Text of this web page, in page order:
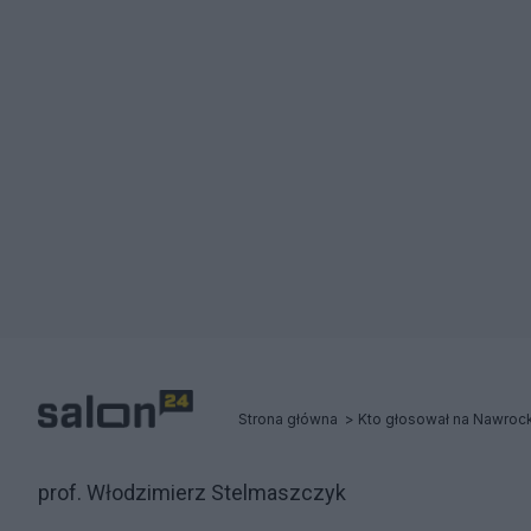
Strona główna Kto głosował na
prof. Włodzimierz Stelmaszczyk